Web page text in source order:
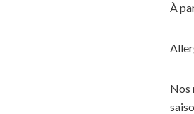
À
Nos